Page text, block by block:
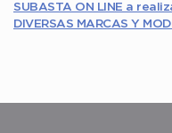
SUBASTA ON LINE a
DIVERSAS MARCAS Y